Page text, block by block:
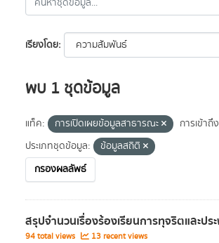
เรียงโดย
พบ 1 ชุดข้อมูล
แท็ค: การเปิดเผยข้อมูลสาธารณะ การเข้าถึ
ประเภทชุดข้อมูล:
ข้อมูลสถิติ
กรองผลลัพธ์
สรุปจำนวนเรื่องร้องเรียนการทุจริตและป
94 total views 13 recent views